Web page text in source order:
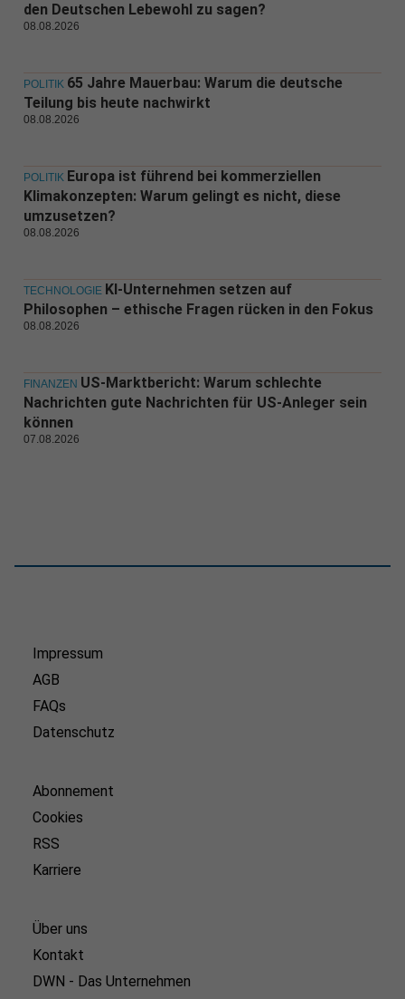
den Deutschen Lebewohl zu sagen?
08.08.2026
POLITIK 65 Jahre Mauerbau: Warum die deutsche
Teilung bis heute nachwirkt
08.08.2026
POLITIK Europa ist führend bei kommerziellen
Klimakonzepten: Warum gelingt es nicht, diese
umzusetzen?
08.08.2026
TECHNOLOGIE KI-Unternehmen setzen auf
Philosophen – ethische Fragen rücken in den Fokus
08.08.2026
FINANZEN US-Marktbericht: Warum schlechte
Nachrichten gute Nachrichten für US-Anleger sein
können
07.08.2026
Impressum
AGB
FAQs
Datenschutz
Abonnement
Cookies
RSS
Karriere
Über uns
Kontakt
DWN - Das Unternehmen